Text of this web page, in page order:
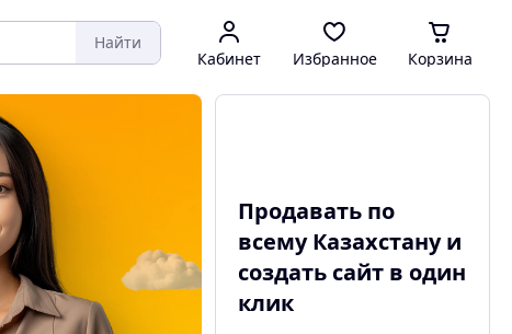
Найти
Кабинет Избранное Корзина
Продавать по
всему Казахстану и
создать сайтв один
клик